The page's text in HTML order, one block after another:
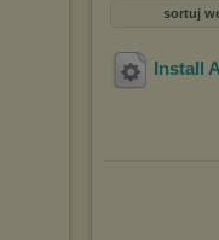
sortuj
Install